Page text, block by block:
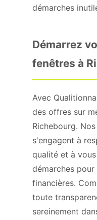
démarches
Démarrez
fenêtres à
Avec
des offres sur
Richebourg.
s'engagent à
qualité et à
démarches
financières.
toute
sereinement